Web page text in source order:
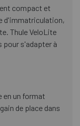
compact et
d'immatriculation,
Thule VeloLite
pour s'adapter à
en un format
de place dans